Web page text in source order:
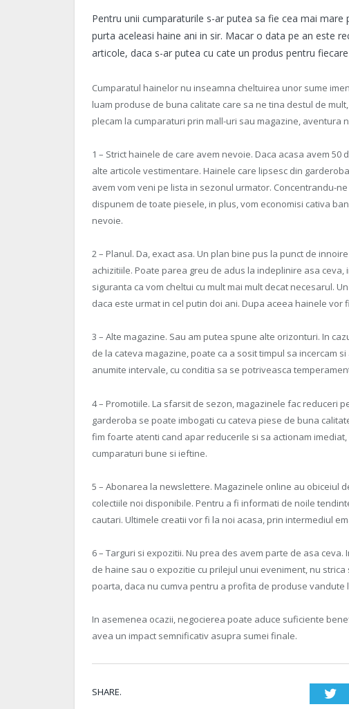
Pentru unii cumparaturile s-ar putea sa fie cea mai
purta aceleasi haine ani in sir. Macar o data pe an este
articole, daca s-ar putea cu cate un produs pentru
Cumparatul hainelor nu inseamna cheltuirea unor sume
luam produse de buna calitate care sa ne tina destul de
plecam la cumparaturi prin mall-uri sau magazine, aventura
1 – Strict hainele de care avem nevoie. Daca acasa avem
alte articole vestimentare. Hainele care lipsesc din
avem vom veni pe lista in sezonul urmator. Concentrandu-
dispunem de toate piesele, in plus, vom economisi cativa
nevoie.
2 – Planul. Da, exact asa. Un plan bine pus la punct de
achizitiile. Poate parea greu de adus la indeplinire asa
siguranta ca vom cheltui cu mult mai mult decat necesarul.
daca este urmat in cel putin doi ani. Dupa aceea hainele
3 – Alte magazine. Sau am putea spune alte orizonturi. In
de la cateva magazine, poate ca a sosit timpul sa incercam
anumite intervale, cu conditia sa se potriveasca
4 – Promotiile. La sfarsit de sezon, magazinele fac reduceri
garderoba se poate imbogati cu cateva piese de buna
fim foarte atenti cand apar reducerile si sa actionam
cumparaturi bune si ieftine.
5 – Abonarea la newslettere. Magazinele online au obiceiul
colectiile noi disponibile. Pentru a fi informati de noile
cautari. Ultimele creatii vor fi la noi acasa, prin intermediul
6 – Targuri si expozitii. Nu prea des avem parte de asa
de haine sau o expozitie cu prilejul unui eveniment, nu
poarta, daca nu cumva pentru a profita de produse vandute
In asemenea ocazii, negocierea poate aduce suficiente
avea un impact semnificativ asupra sumei finale.
SHARE.